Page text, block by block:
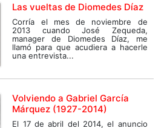
Las vueltas de Diomedes Díaz
Corría el mes de noviembre de
2013 cuando José Zequeda,
manager de Diomedes Díaz, me
llamó para que acudiera a hacerle
una entrevista...
Volviendo a Gabriel García
Márquez (1927-2014)
El 17 de abril del 2014, el anuncio